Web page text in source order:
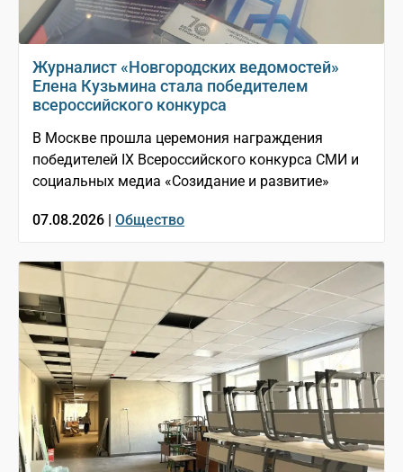
Журналист «Новгородских ведомостей»
Елена Кузьмина стала победителем
всероссийского конкурса
В Москве прошла церемония награждения
победителей IX Всероссийского конкурса СМИ и
социальных медиа «Созидание и развитие»
07.08.2026 | Общество